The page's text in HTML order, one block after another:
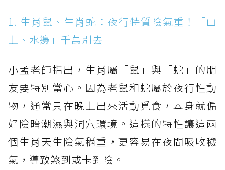
1. 生肖鼠、生肖蛇：夜行特質陰氣重！「山
上、水邊」千萬別去
小孟老師指出，生肖屬「鼠」與「蛇」的朋
友要特別當心。因為老鼠和蛇屬於夜行性動
物，通常只在晚上出來活動覓食，本身就偏
好陰暗潮濕與洞穴環境。這樣的特性讓這兩
個生肖天生陰氣稍重，更容易在夜間吸收穢
氣，導致煞到或卡到陰。